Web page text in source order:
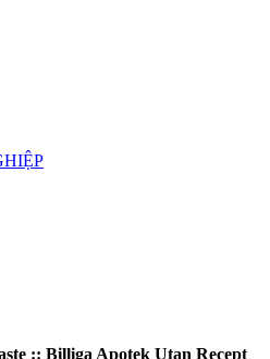
:: Billiga Apotek Utan Recept